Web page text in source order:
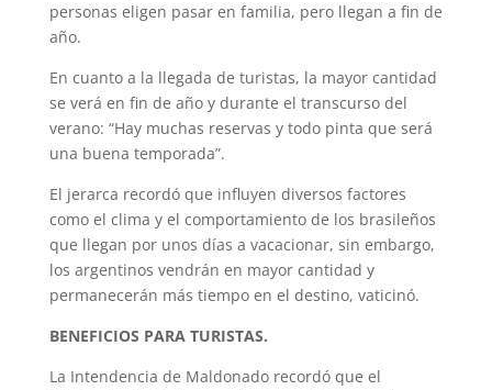
personas eligen pasar en familia, pero llegan a fin de
año.
En cuanto a la llegada de turistas, la mayor cantidad
se verá en fin de año y durante el transcurso del
verano: “Hay muchas reservas y todo pinta que será
una buena temporada”.
El jerarca recordó que influyen diversos factores
como el clima y el comportamiento de los brasileños
que llegan por unos días a vacacionar, sin embargo,
los argentinos vendrán en mayor cantidad y
permanecerán más tiempo en el destino, vaticinó.
BENEFICIOS PARA TURISTAS.
La Intendencia de Maldonado recordó que el